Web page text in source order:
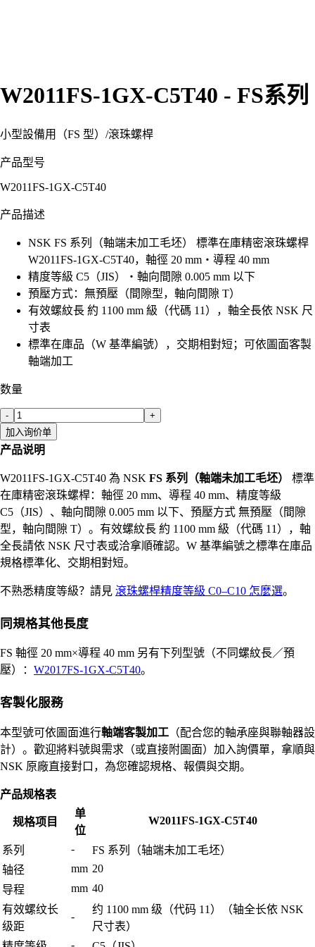
W2011FS-1GX-C5T40 - FS系列
小型設備用（FS 型） /滾珠螺桿
产品型号
W2011FS-1GX-C5T40
产品描述
NSK FS 系列（軸端未加工毛坯） 標準在庫精密滾珠螺桿
W2011FS-1GX-C5T40，軸徑 20 mm・導程 40 mm
精度等級 C5（JIS）・軸向間隙 0.005 mm 以下
預壓方式：無預壓（間隙型，軸向間隙 T）
有效螺紋長 約 1100 mm 級（代碼 11），軸全長依 NSK 尺
寸表
標準在庫品（W 基準編號），交期相對短；可依圖面客製
軸端加工
数量
-
+
加入询价单
产品说明
W2011FS-1GX-C5T40 為 NSK FS 系列（軸端未加工毛坯）
標準
在庫精密滾珠螺桿：軸徑 20 mm、導程 40 mm、精度等級
C5（JIS）、軸向間隙 0.005 mm 以下、預壓方式 無預壓（間隙
型，軸向間隙 T）。有效螺紋長 約 1100 mm 級（代碼 11），軸
全長請依 NSK 尺寸表或洽拿順確認。W 基準編號之標準在庫品
規格標準化、交期相對短。
不熟悉精度等級？請見 滾珠螺桿精度等級 C0–C10 怎麼選。
同規格其他長度
FS 軸徑 20 mm×導程 40 mm 另有下列型號（不同螺紋長／預
壓）： W2017FS-1GX-C5T40。
客製化服務
本型號可依圖面進行軸端客製加工 （配合您的軸承座與聯軸器設
計）。歡迎將料號與需求（或直接附圖面）加入詢價單，拿順與
NSK 原廠直接對口，為您確認規格、報價與交期。
产品规格表
规格项目
单
位
W2011FS-1GX-C5T40
系列 -
FS 系列（轴端未加工毛坯）
轴径
mm 20
导程
mm 40
有效螺纹长
级距
-
约 1100 mm 级（代码 11）（轴全长依 NSK
尺寸表）
-